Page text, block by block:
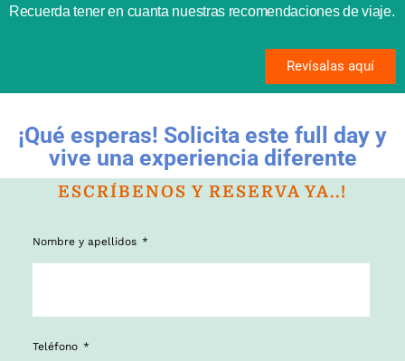
Recuerda tener en cuanta nuestras recomendaciones de viaje.
Revísalas aquí
¡Qué esperas! Solicita este full day y
vive una experiencia diferente
ESCRÍBENOS Y RESERVA YA..!
Nombre y apellidos
Teléfono